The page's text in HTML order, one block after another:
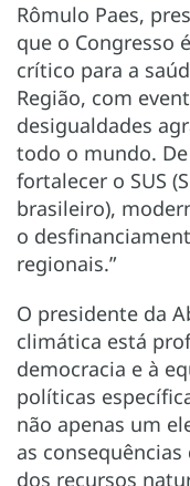
Rômulo Paes,
que o Congresso
crítico para a
Região, com
desigualdades
todo o mundo.
fortalecer o SUS
brasileiro),
o
regionais.”
O presidente da
climática está
democracia e à
políticas
não apenas um
as
dos recursos